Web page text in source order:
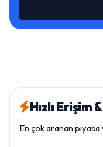
Hızlı Erişim
En çok aranan